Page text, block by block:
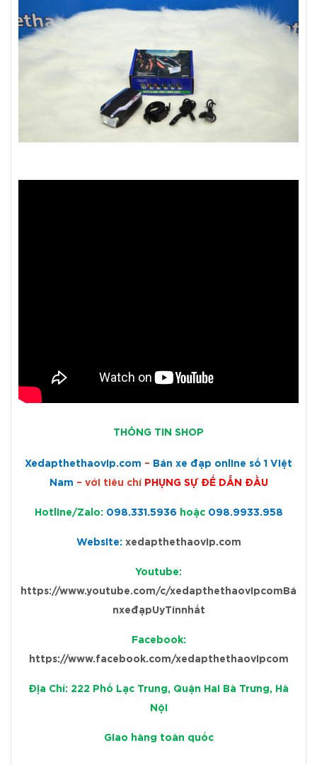
THÔNG TIN SHOP
Xedapthethaovip.com – Bán xe đạp online số 1 Việt
Nam – với tiêu chí PHỤNG SỰ ĐỂ DẪN ĐẦU
Hotline/Zalo: 098.331.5936 hoặc 098.9933.958
Website: xedapthethaovip.com
Youtube:
https://www.youtube.com/c/xedapthethaovipcomBá
nxeđạpUyTínnhất
Facebook:
https://www.facebook.com/xedapthethaovipcom
Địa Chỉ: 222 Phố Lạc Trung, Quận Hai Bà Trưng, Hà
Nội
Giao hàng toàn quốc